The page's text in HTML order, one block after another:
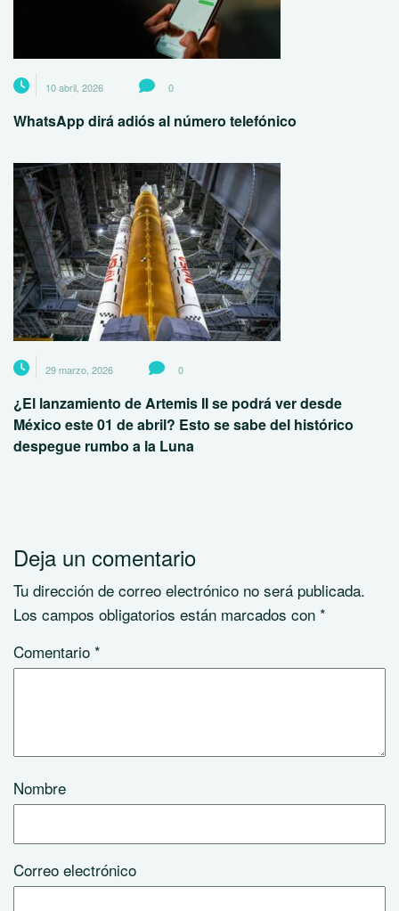
10 abril, 2026 0
WhatsApp dirá adiós al número telefónico
29 marzo, 2026 0
¿El lanzamiento de Artemis II se podrá ver desde
México este 01 de abril? Esto se sabe del histórico
despegue rumbo a la Luna
Deja un comentario
Tu dirección de correo electrónico no será publicada.
Los campos obligatorios están marcados con *
Comentario *
Nombre
Correo electrónico